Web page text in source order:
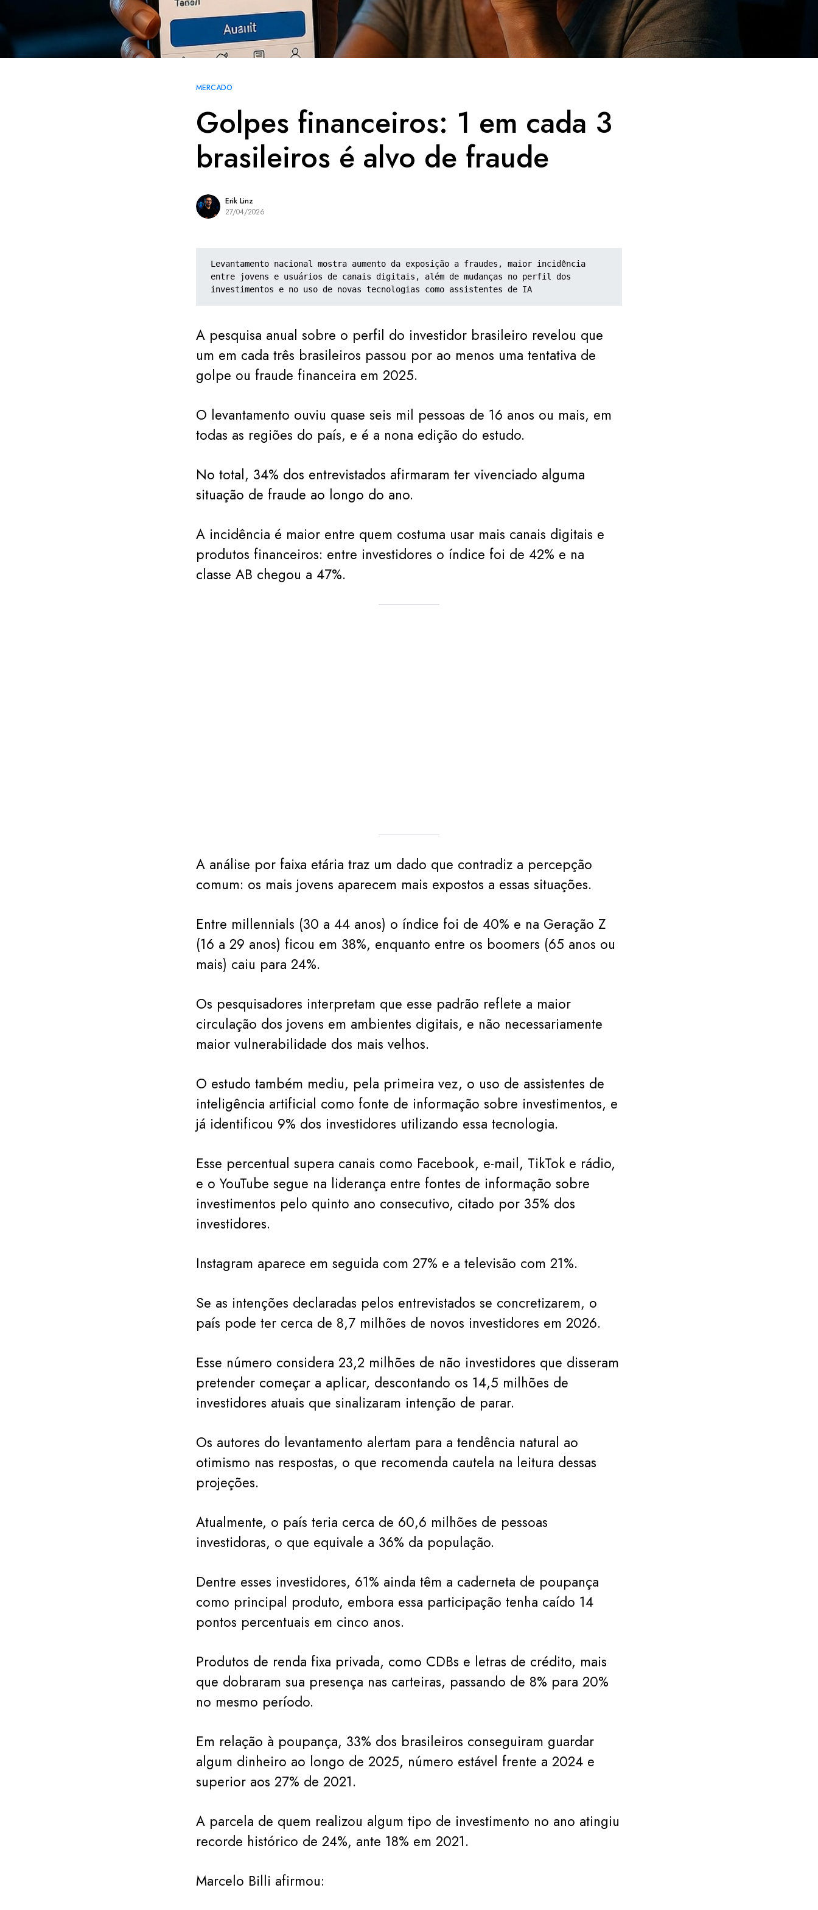
MERCADO
Golpes financeiros: 1 em cada 3
brasileiros é alvo de fraude
Erik Linz
27/04/2026
Levantamento nacional mostra aumento da exposição a fraudes, maior incidência
entre jovens e usuários de canais digitais, além de mudanças no perfil dos
investimentos e no uso de novas tecnologias como assistentes de IA
A pesquisa anual sobre o perfil do investidor brasileiro revelou que
um em cada três brasileiros passou por ao menos uma tentativa de
golpe ou fraude financeira em 2025.
O levantamento ouviu quase seis mil pessoas de 16 anos ou mais, em
todas as regiões do país, e é a nona edição do estudo.
No total, 34% dos entrevistados afirmaram ter vivenciado alguma
situação de fraude ao longo do ano.
A incidência é maior entre quem costuma usar mais canais digitais e
produtos financeiros: entre investidores o índice foi de 42% e na
classe AB chegou a 47%.
A análise por faixa etária traz um dado que contradiz a percepção
comum: os mais jovens aparecem mais expostos a essas situações.
Entre millennials (30 a 44 anos) o índice foi de 40% e na Geração Z
(16 a 29 anos) ficou em 38%, enquanto entre os boomers (65 anos ou
mais) caiu para 24%.
Os pesquisadores interpretam que esse padrão reflete a maior
circulação dos jovens em ambientes digitais, e não necessariamente
maior vulnerabilidade dos mais velhos.
O estudo também mediu, pela primeira vez, o uso de assistentes de
inteligência artificial como fonte de informação sobre investimentos, e
já identificou 9% dos investidores utilizando essa tecnologia.
Esse percentual supera canais como Facebook, e-mail, TikTok e rádio,
e o YouTube segue na liderança entre fontes de informação sobre
investimentos pelo quinto ano consecutivo, citado por 35% dos
investidores.
Instagram aparece em seguida com 27% e a televisão com 21%.
Se as intenções declaradas pelos entrevistados se concretizarem, o
país pode ter cerca de 8,7 milhões de novos investidores em 2026.
Esse número considera 23,2 milhões de não investidores que disseram
pretender começar a aplicar, descontando os 14,5 milhões de
investidores atuais que sinalizaram intenção de parar.
Os autores do levantamento alertam para a tendência natural ao
otimismo nas respostas, o que recomenda cautela na leitura dessas
projeções.
Atualmente, o país teria cerca de 60,6 milhões de pessoas
investidoras, o que equivale a 36% da população.
Dentre esses investidores, 61% ainda têm a caderneta de poupança
como principal produto, embora essa participação tenha caído 14
pontos percentuais em cinco anos.
Produtos de renda fixa privada, como CDBs e letras de crédito, mais
que dobraram sua presença nas carteiras, passando de 8% para 20%
no mesmo período.
Em relação à poupança, 33% dos brasileiros conseguiram guardar
algum dinheiro ao longo de 2025, número estável frente a 2024 e
superior aos 27% de 2021.
A parcela de quem realizou algum tipo de investimento no ano atingiu
recorde histórico de 24%, ante 18% em 2021.
Marcelo Billi afirmou: